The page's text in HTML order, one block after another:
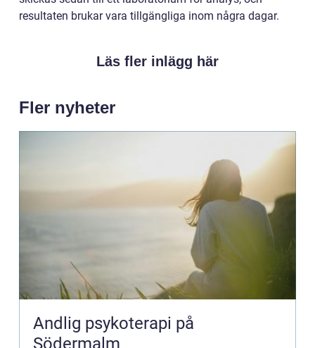
resultaten brukar vara tillgängliga inom några dagar.
Läs fler inlägg här
Fler nyheter
Andlig psykoterapi på
Södermalm